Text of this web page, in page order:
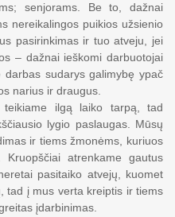
senjorams. Be to, dažnai
nereikalingos puikios užsienio
pasirinkimas ir tuo atveju, jei
– dažnai ieškomi darbuotojai
darbas sudarys galimybę ypač
narius ir draugus.
teikiame ilgą laiko tarpą, tad
lygio paslaugas. Mūsų
ir tiems žmonėms, kuriuos
atrenkame gautus
pasitaiko atvejų, kuomet
tad į mus verta kreiptis ir tiems
įdarbinimas.